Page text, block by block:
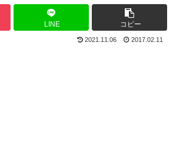
LINE コピー
2021.11.06 2017.02.11